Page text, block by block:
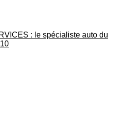
: le spécialiste auto du